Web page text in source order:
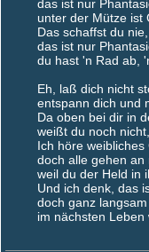
das ist nur
unter der Mütze ist
Das schaffst du nie,
das ist nur
du hast 'n Rad ab,
Eh, laß dich nicht
entspann dich und
Da oben bei dir in
weißt du noch
Ich höre
doch alle gehen
weil du der Held in
Und ich denk, das
doch ganz
im nächsten